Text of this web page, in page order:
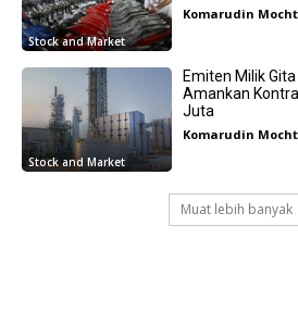
Stock and Market
Komarudin
Stock and Market
Emiten Milik
Amankan
Juta
Komarudin
Muat lebih banyak